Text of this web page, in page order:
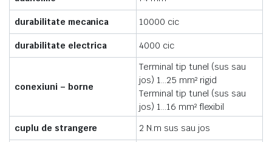
durabilitate mecanica 10000 cic
durabilitate electrica 4000 cic
conexiuni – borne
Terminal tip tunel (sus sau
jos) 1…25 mm² rigid
Terminal tip tunel (sus sau
jos) 1…16 mm² flexibil
cuplu de strangere
2 N.m sus sau jos